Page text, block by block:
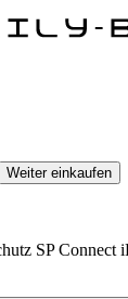
Weiter einkaufen
SP Connect